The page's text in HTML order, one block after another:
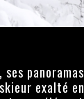
le nirvana en